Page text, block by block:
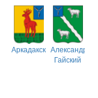
АркадакскийАлександрово-
Гайский